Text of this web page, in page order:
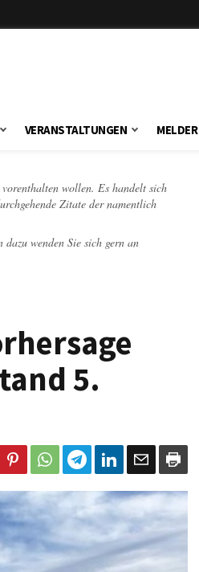
VERANSTALTUNGEN MELDER
wollen. Es handelt sich
Zitate der namentlich
wenden Sie sich gern an
5.